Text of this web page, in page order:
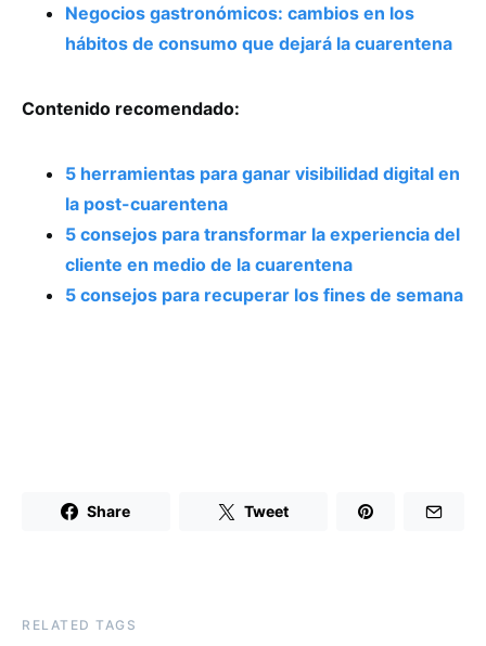
Negocios gastronómicos: cambios en los
hábitos de consumo que dejará la cuarentena
Contenido recomendado:
5 herramientas para ganar visibilidad digital en
la post-cuarentena
5 consejos para transformar la experiencia del
cliente en medio de la cuarentena
5 consejos para recuperar los fines de semana
Share Tweet
RELATED TAGS